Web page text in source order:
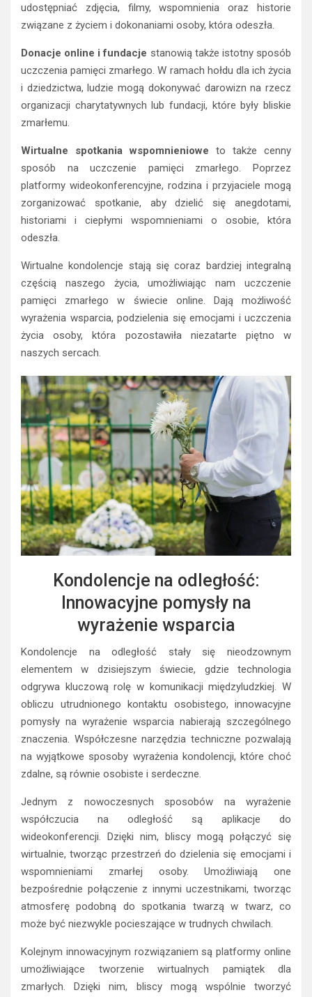
udostępniać zdjęcia, filmy, wspomnienia oraz historie
związane z życiem i dokonaniami osoby, która odeszła.
Donacje online i fundacje stanowią także istotny sposób
uczczenia pamięci zmarłego. W ramach hołdu dla ich życia
i dziedzictwa, ludzie mogą dokonywać darowizn na rzecz
organizacji charytatywnych lub fundacji, które były bliskie
zmarłemu.
Wirtualne spotkania wspomnieniowe to także cenny
sposób na uczczenie pamięci zmarłego. Poprzez
platformy wideokonferencyjne, rodzina i przyjaciele mogą
zorganizować spotkanie, aby dzielić się anegdotami,
historiami i ciepłymi wspomnieniami o osobie, która
odeszła.
Wirtualne kondolencje stają się coraz bardziej integralną
częścią naszego życia, umożliwiając nam uczczenie
pamięci zmarłego w świecie online. Dają możliwość
wyrażenia wsparcia, podzielenia się emocjami i uczczenia
życia osoby, która pozostawiła niezatarte piętno w
naszych sercach.
Kondolencje na odległość:
Innowacyjne pomysły na
wyrażenie wsparcia
Kondolencje na odległość stały się nieodzownym
elementem w dzisiejszym świecie, gdzie technologia
odgrywa kluczową rolę w komunikacji międzyludzkiej. W
obliczu utrudnionego kontaktu osobistego, innowacyjne
pomysły na wyrażenie wsparcia nabierają szczególnego
znaczenia. Współczesne narzędzia techniczne pozwalają
na wyjątkowe sposoby wyrażenia kondolencji, które choć
zdalne, są równie osobiste i serdeczne.
Jednym z nowoczesnych sposobów na wyrażenie
współczucia na odległość są aplikacje do
wideokonferencji. Dzięki nim, bliscy mogą połączyć się
wirtualnie, tworząc przestrzeń do dzielenia się emocjami i
wspomnieniami zmarłej osoby. Umożliwiają one
bezpośrednie połączenie z innymi uczestnikami, tworząc
atmosferę podobną do spotkania twarzą w twarz, co
może być niezwykle pocieszające w trudnych chwilach.
Kolejnym innowacyjnym rozwiązaniem są platformy online
umożliwiające tworzenie wirtualnych pamiątek dla
zmarłych. Dzięki nim, bliscy mogą wspólnie tworzyć